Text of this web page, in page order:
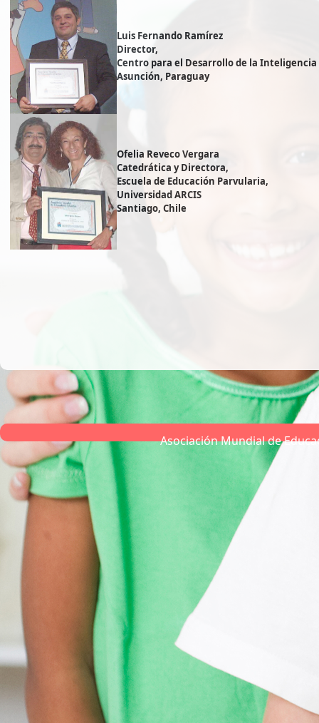
Luis Fernando Ramírez
Director,
Centro para el Desarrollo de la Inteligencia
Asunción, Paraguay
Ofelia Reveco Vergara
Catedrática y Directora,
Escuela de Educación Parvularia,
Universidad ARCIS
Santiago, Chile
Asociación Mundial de